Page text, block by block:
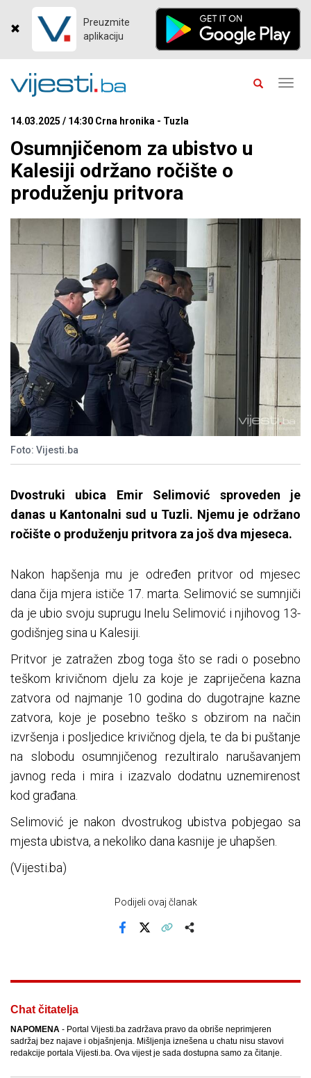
Preuzmite
aplikaciju
14.03.2025 / 14:30 Crna hronika - Tuzla
Osumnjičenom za ubistvo u
Kalesiji održano ročište o
produženju pritvora
Foto: Vijesti.ba
Dvostruki ubica Emir Selimović sproveden je
danas u Kantonalni sud u Tuzli. Njemu je održano
ročište o produženju pritvora za još dva mjeseca.
Nakon hapšenja mu je određen pritvor od mjesec
dana čija mjera ističe 17. marta. Selimović se sumnjiči
da je ubio svoju suprugu Inelu Selimović i njihovog 13-
godišnjeg sina u Kalesiji.
Pritvor je zatražen zbog toga što se radi o posebno
teškom krivičnom djelu za koje je zapriječena kazna
zatvora od najmanje 10 godina do dugotrajne kazne
zatvora, koje je posebno teško s obzirom na način
izvršenja i posljedice krivičnog djela, te da bi puštanje
na slobodu osumnjičenog rezultiralo narušavanjem
javnog reda i mira i izazvalo dodatnu uznemirenost
kod građana.
Selimović je nakon dvostrukog ubistva pobjegao sa
mjesta ubistva, a nekoliko dana kasnije je uhapšen.
(Vijesti.ba)
Podijeli ovaj članak
Chat čitatelja
NAPOMENA - Portal Vijesti.ba zadržava pravo da obriše neprimjeren
sadržaj bez najave i objašnjenja. Mišljenja iznešena u chatu nisu stavovi
redakcije portala Vijesti.ba. Ova vijest je sada dostupna samo za čitanje.